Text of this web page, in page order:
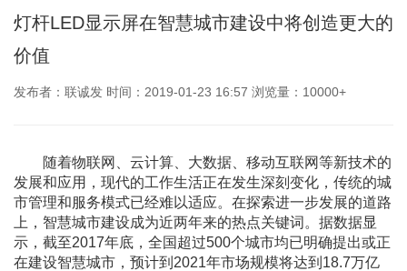
灯杆LED显示屏在智慧城市建设中将创造更大的
价值
发布者：联诚发 时间：2019-01-23 16:57 浏览量：10000+
随着物联网、云计算、大数据、移动互联网等新技术的
发展和应用，现代的工作生活正在发生深刻变化，传统的城
市管理和服务模式已经难以适应。在探索进一步发展的道路
上，智慧城市建设成为近两年来的热点关键词。据数据显
示，截至2017年底，全国超过500个城市均已明确提出或正
在建设智慧城市，预计到2021年市场规模将达到18.7万亿